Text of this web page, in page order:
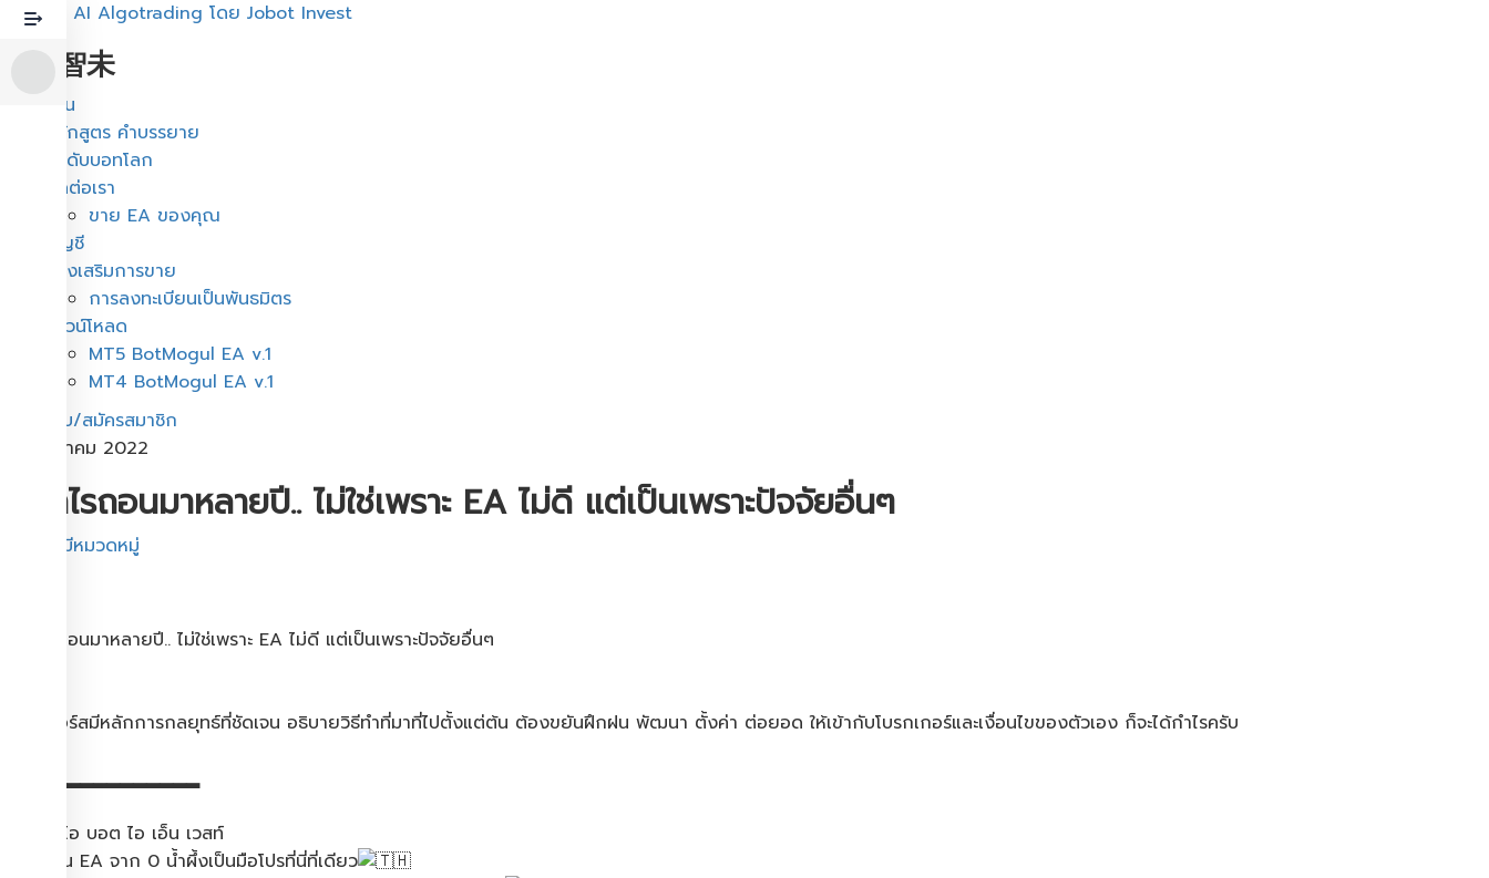
หลักสูตร AI Algotrading โดย Jobot Invest
周博智未
บ้าน
หลักสูตร คำบรรยาย
อันดับบอทโลก
ติดต่อเรา
ขาย EA ของคุณ
บัญชี
ผู้ส่งเสริมการขาย
การลงทะเบียนเป็นพันธมิตร
ดาวน์โหลด
MT5 BotMogul EA v.1
MT4 BotMogul EA v.1
เข้าสู่ระบบ/สมัครสมาชิก
11 กรกฎาคม 2022
ได้กำไรถอนมาหลายปี​.. ไม่ใช่เพราะ​ EA​ ไม่ดี​ แต่เป็นเพราะปัจจัยอื่นๆ
ไม่มีหมวดหมู่
ได้กำไรถอนมาหลายปี​.. ไม่ใช่เพราะ​ EA​ ไม่ดี​ แต่เป็นเพราะปัจจัยอื่นๆ
EA ในคอร์สมีหลักการกลยุทธ์​ที่ชัดเจน​ อธิบายวิธีทำที่มาที่ไปตั้งแต่ต้น​ ต้องขยันฝึกฝน​ พัฒนา​ ตั้งค่า​ ต่อยอด​ ให้เข้ากับโบรกเกอร์​และเงื่อนไขของตัวเอง​ ก็จะได้กำไรครับ
▂▂▂▂▂▂▂▂▂▂▂▂▂▂▂
เจ โอ บอต ไอ เอ็น เวสท์
สอนเขียน​ EA จาก​ 0​ น้ำผึ้งเป็นมือโปร​ที่นี่ที่เดียว